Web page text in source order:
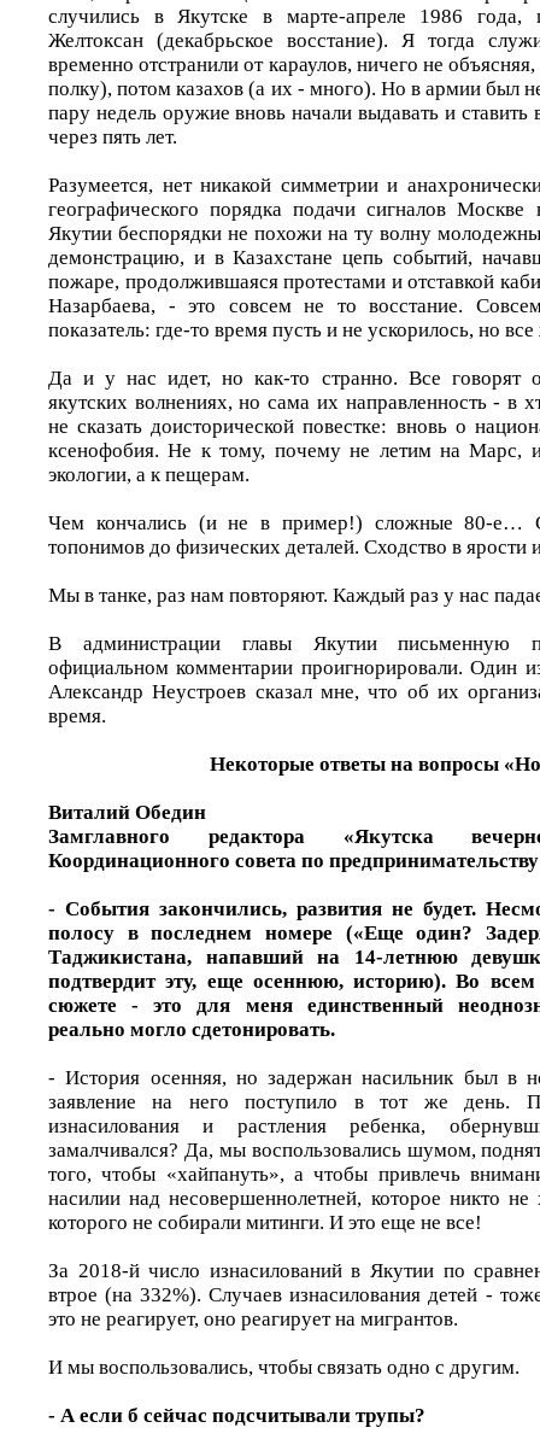
случились в Якутске в марте-апреле 1986 года,
Желтоксан (декабрьское восстание). Я тогда
временно отстранили от караулов, ничего не
полку), потом казахов (а их - много). Но в армии был
пару недель оружие вновь начали выдавать и ставить
через пять лет.
Разумеется, нет никакой симметрии и
географического порядка подачи сигналов
Якутии беспорядки не похожи на ту волну
демонстрацию, и в Казахстане цепь событий,
пожаре, продолжившаяся протестами и отставкой
Назарбаева, - это совсем не то восстание.
показатель: где-то время пусть и не ускорилось, но
Да и у нас идет, но как-то странно. Все говорят
якутских волнениях, но сама их направленность - в
не сказать доисторической повестке: вновь о
ксенофобия. Не к тому, почему не летим на Марс,
экологии, а к пещерам.
Чем кончались (и не в пример!) сложные 80-е…
топонимов до физических деталей. Сходство в ярости
Мы в танке, раз нам повторяют. Каждый раз у нас
В администрации главы Якутии письменную
официальном комментарии проигнорировали. Один
Александр Неустроев сказал мне, что об их
время.
Некоторые ответы на вопросы
Виталий Обедин
Замглавного редактора «Якутска
Координационного совета по
- События закончились, развития не будет.
полосу в последнем номере («Еще один?
Таджикистана, напавший на 14-летнюю
подтвердит эту, еще осеннюю, историю). Во
сюжете - это для меня единственный
реально могло сдетонировать.
- История осенняя, но задержан насильник был в
заявление на него поступило в тот же день.
изнасилования и растления ребенка,
замалчивался? Да, мы воспользовались шумом,
того, чтобы «хайпануть», а чтобы привлечь
насилии над несовершеннолетней, которое никто не
которого не собирали митинги. И это еще не все!
За 2018-й число изнасилований в Якутии по
втрое (на 332%). Случаев изнасилования детей -
это не реагирует, оно реагирует на мигрантов.
И мы воспользовались, чтобы связать одно с другим.
- А если б сейчас подсчитывали трупы?